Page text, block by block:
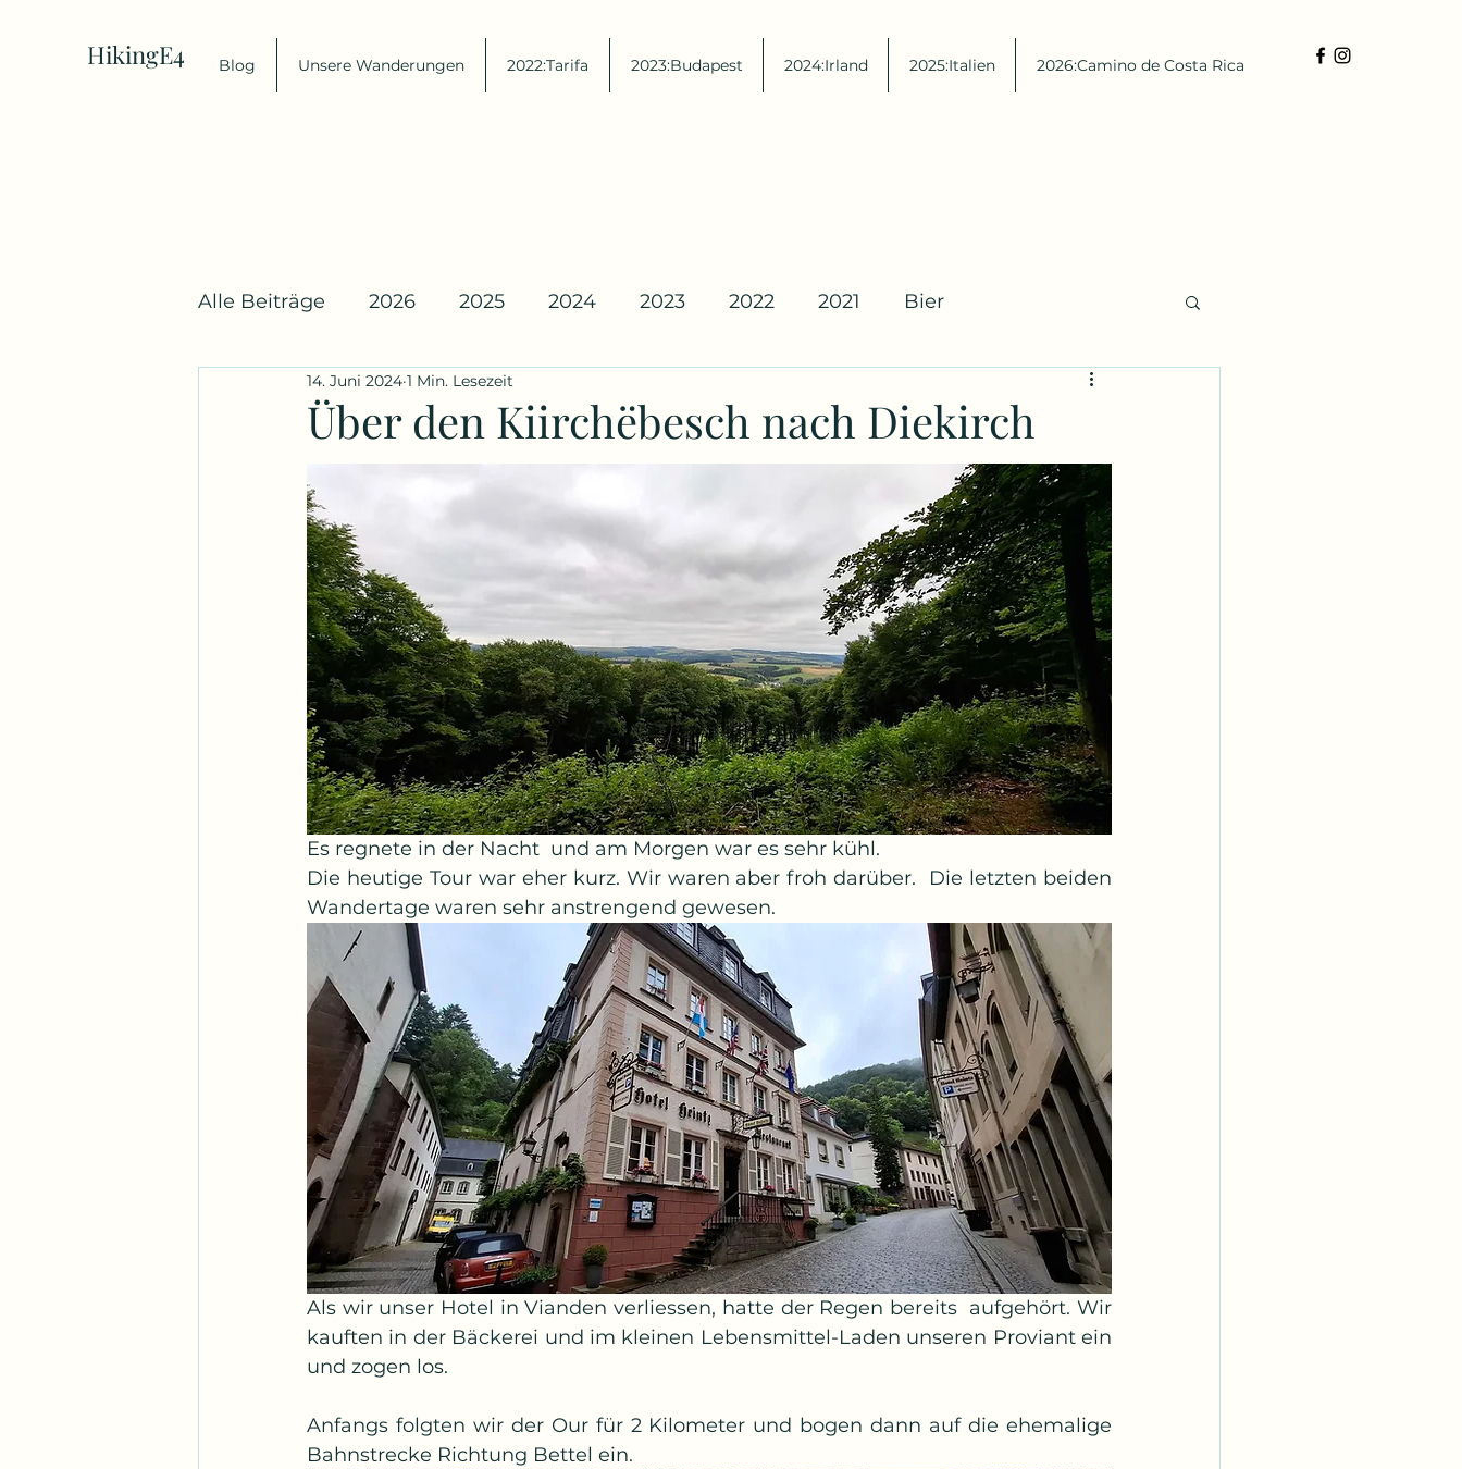
HikingE4 Blog Unsere Wanderungen 2022:Tarifa 2023:Budapest 2024:Irland 2025:Italien 2026:Camino de Costa Rica
Alle Beiträge 2026 2025 2024 2023 2022 2021 Bier
Über den Kiirchëbesch nach Diekirch
14. Juni 2024 1 Min. Lesezeit
Es regnete in der Nacht  und am Morgen war es sehr kühl.
Die heutige Tour war eher kurz. Wir waren aber froh darüber.  Die letzten beiden
Wandertage waren sehr anstrengend gewesen.
Als wir unser Hotel in Vianden verliessen, hatte der Regen bereits  aufgehört. Wir
kauften in der Bäckerei und im kleinen Lebensmittel-Laden unseren Proviant ein
und zogen los.
Anfangs folgten wir der Our für 2 Kilometer und bogen dann auf die ehemalige
Bahnstrecke Richtung Bettel ein.